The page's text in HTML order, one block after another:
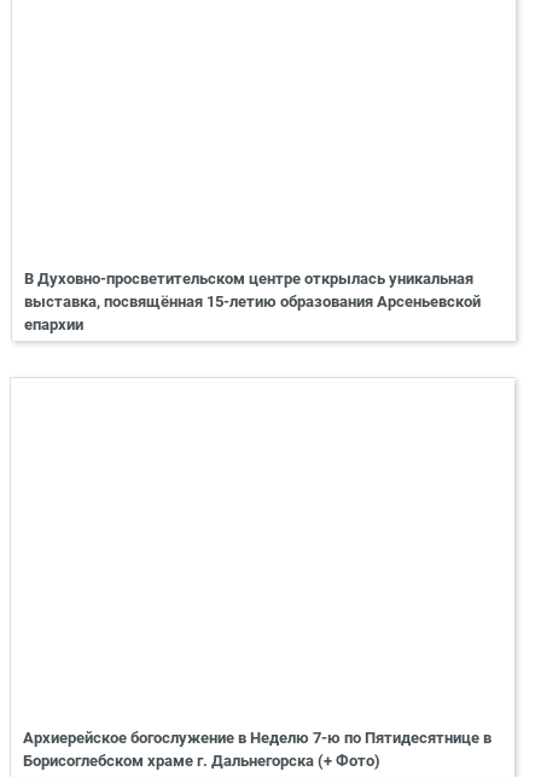
В Духовно-просветительском центре открылась уникальная
выставка, посвящённая 15-летию образования Арсеньевской
епархии
Архиерейское богослужение в Неделю 7-ю по Пятидесятнице в
Борисоглебском храме г. Дальнегорска (+ Фото)